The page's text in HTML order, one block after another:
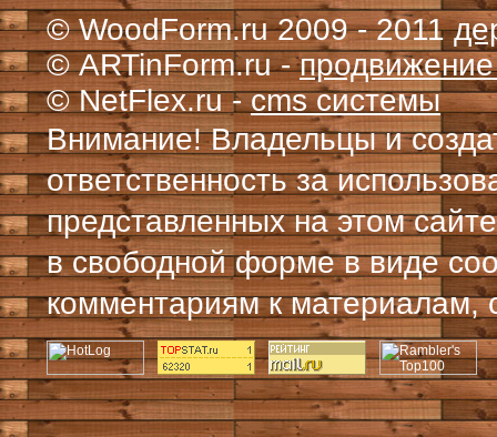
© WoodForm.ru 2009 - 2011
© ARTinForm.ru -
© NetFlex.ru -cms системы
Внимание! Владельцы и
ответственность за
представленных на этом
в свободной форме в виде
комментариям к материалам,